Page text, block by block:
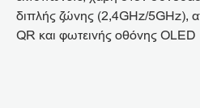
διπλής ζώνης (2,4GHz/5GHz),
QR και φωτεινής οθόνης